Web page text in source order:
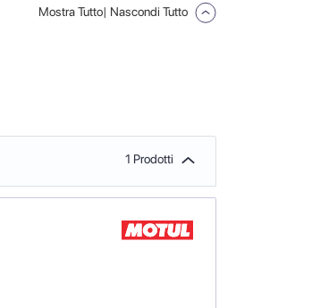
Mostra Tutto| Nascondi Tutto
1 Prodotti